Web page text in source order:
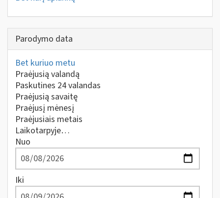
Parodymo data
Bet kuriuo metu
Praėjusią valandą
Paskutines 24 valandas
Praėjusią savaitę
Praėjusį mėnesį
Praėjusiais metais
Laikotarpyje…
Nuo
Iki